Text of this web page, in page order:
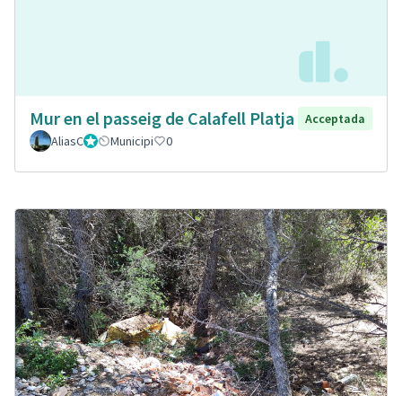
Mur en el passeig de Calafell Platja
Acceptada
AliasCGestorMunicipi 0